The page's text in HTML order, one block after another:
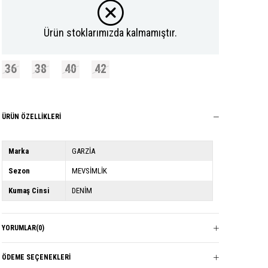
Ürün stoklarımızda kalmamıştır.
36 38 40 42
ÜRÜN ÖZELLIKLERI
Marka GARZİA
Sezon MEVSİMLİK
Kumaş Cinsi DENİM
YORUMLAR(0)
ÖDEME SEÇENEKLERI